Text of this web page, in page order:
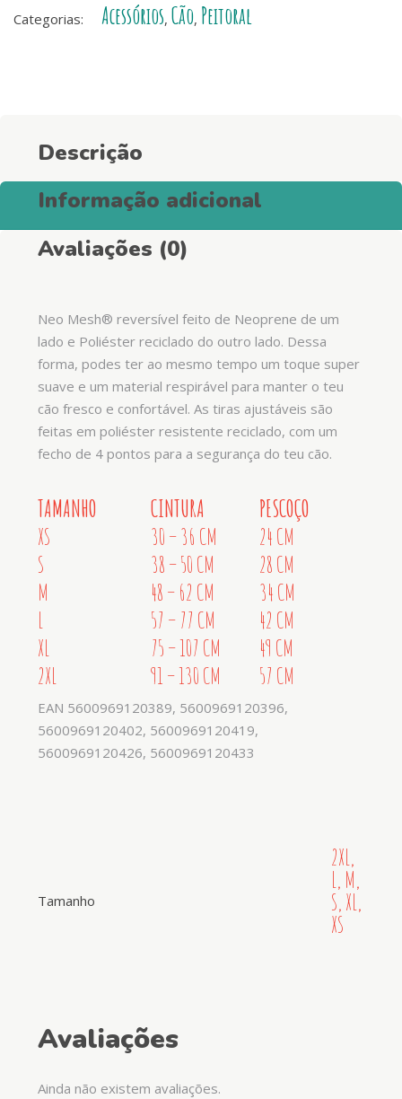
quantity
Categorias: Acessórios, Cão, Peitoral
Descrição
Informação adicional
Avaliações (0)
Neo Mesh® reversível feito de Neoprene de um
lado e Poliéster reciclado do outro lado. Dessa
forma, podes ter ao mesmo tempo um toque super
suave e um material respirável para manter o teu
cão fresco e confortável. As tiras ajustáveis são
feitas em poliéster resistente reciclado, com um
fecho de 4 pontos para a segurança do teu cão.
TAMANHO CINTURA
PESCOÇO
XS
30 – 36 CM
24 CM
S
38 – 50 CM
28 CM
M
48 – 62 CM
34 CM
L
57 – 77 CM
42 CM
XL
75 – 107 CM
49 CM
2XL
91 – 130 CM 57 CM
EAN 5600969120389, 5600969120396,
5600969120402, 5600969120419,
5600969120426, 5600969120433
Tamanho
2XL,
L, M,
S, XL,
XS
Avaliações
Ainda não existem avaliações.